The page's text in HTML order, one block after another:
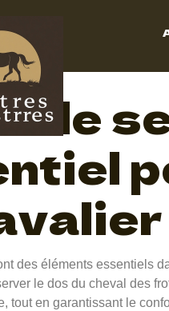
de
des éléments essentiels
le dos du cheval des
tout en garantissant le